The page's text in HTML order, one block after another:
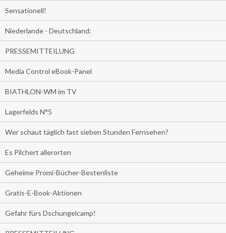
Sensationell!
Niederlande - Deutschland:
PRESSEMITTEILUNG
Media Control eBook-Panel
BIATHLON-WM im TV
Lagerfelds N°5
Wer schaut täglich fast sieben Stunden Fernsehen?
Es Pilchert allerorten
Geheime Promi-Bücher-Bestenliste
Gratis-E-Book-Aktionen
Gefahr fürs Dschungelcamp!